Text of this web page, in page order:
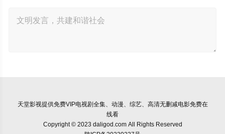
天堂影视提供免费VIP电视剧全集、动漫、综艺、高清无删减电影免费在
线看
Copyright © 2023 daligod.com All Rights Reserved